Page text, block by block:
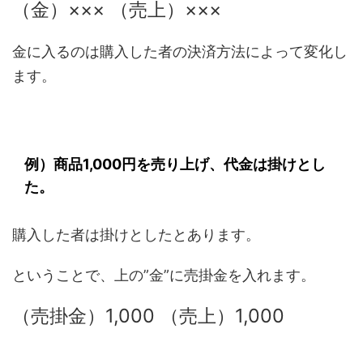
（金）××× （売上）×××
金に入るのは購入した者の決済方法によって変化し
ます。
例）商品1,000円を売り上げ、代金は掛けとし
た。
購入した者は掛けとしたとあります。
ということで、上の”金”に売掛金を入れます。
（売掛金）1,000 （売上）1,000